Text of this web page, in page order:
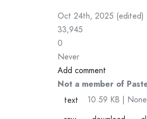
Oct 24th, 2025 (edited)
33,945
0
Never
Add comment
Not a member of
text
10.59 KB | None